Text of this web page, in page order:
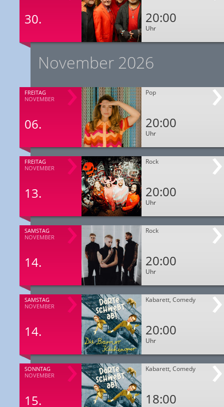
30. 20:00
Uhr
November 2026
FREITAG
NOVEMBER
06.
Pop
20:00
Uhr
FREITAG
NOVEMBER
13.
Rock
20:00
Uhr
SAMSTAG
NOVEMBER
14.
Rock
20:00
Uhr
SAMSTAG
NOVEMBER
14.
Kabarett, Comedy
20:00
Uhr
SONNTAG
NOVEMBER
15.
Kabarett, Comedy
18:00